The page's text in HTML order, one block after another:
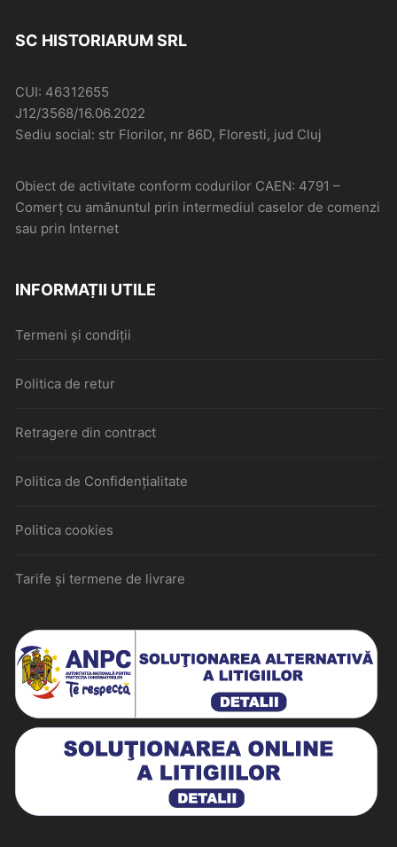
SC HISTORIARUM SRL
CUI: 46312655
J12/3568/16.06.2022
Sediu social: str Florilor, nr 86D, Floresti, jud Cluj
Obiect de activitate conform codurilor CAEN: 4791 –
Comerţ cu amănuntul prin intermediul caselor de comenzi
sau prin Internet
INFORMAȚII UTILE
Termeni și condiții
Politica de retur
Retragere din contract
Politica de Confidențialitate
Politica cookies
Tarife și termene de livrare